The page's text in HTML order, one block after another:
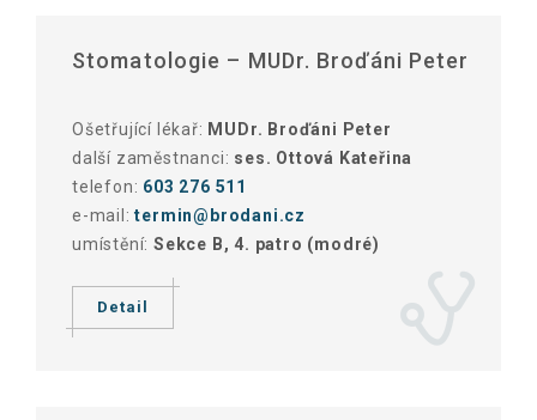
Stomatologie – MUDr. Broďáni Peter
Ošetřující lékař: MUDr. Broďáni Peter
další zaměstnanci: ses. Ottová Kateřina
telefon: 603 276 511
e-mail:termin@brodani.cz
umístění: Sekce B, 4. patro (modré)
Detail